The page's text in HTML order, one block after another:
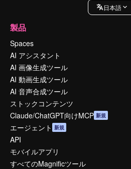
日本語
製品
Spaces
AI アシスタント
AI 画像生成ツール
AI 動画生成ツール
AI 音声合成ツール
ストックコンテンツ
Claude/ChatGPT向けMCP 新規
エージェント 新規
API
モバイルアプリ
すべてのMagnificツール